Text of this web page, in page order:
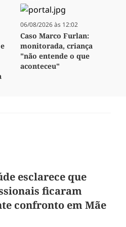
06/08/2026 às 12:02
Caso Marco Furlan:
monitorada, criança
"não entende o que
aconteceu"
esclarece que
ficaram
confronto em Mãe